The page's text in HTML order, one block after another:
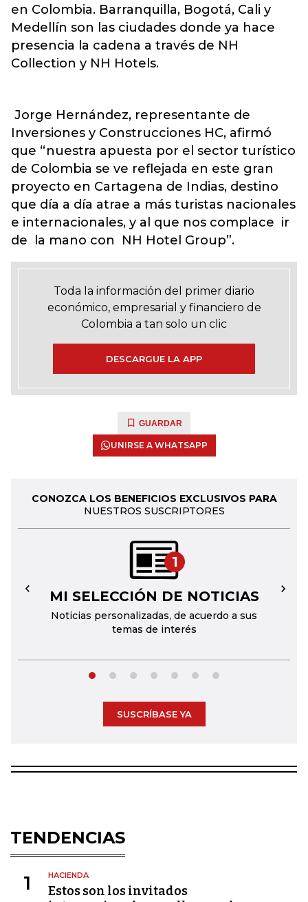
en Colombia. Barranquilla, Bogotá, Cali y
Medellín son las ciudades donde ya hace
presencia la cadena a través de NH
Collection y NH Hotels.
Jorge Hernández, representante de
Inversiones y Construcciones HC, afirmó
que “nuestra apuesta por el sector turístico
de Colombia se ve reflejada en este gran
proyecto en Cartagena de Indias, destino
que día a día atrae a más turistas nacionales
e internacionales, y al que nos complace ir
de la mano con NH Hotel Group”.
Toda la información del primer diario
económico, empresarial y financiero de
Colombia a tan solo un clic
DESCARGUE LA APP
GUARDAR
UNIRSE A WHATSAPP
CONOZCA LOS BENEFICIOS EXCLUSIVOS PARA
NUESTROS SUSCRIPTORES
1
MI SELECCIÓN DE NOTICIAS
Noticias personalizadas, de acuerdo a sus
temas de interés
← →
SUSCRÍBASE YA
TENDENCIAS
1 HACIENDA
Estos son los invitados